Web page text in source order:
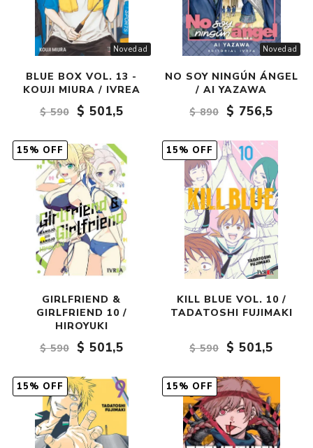
Novedad
BLUE BOX VOL. 13 -
KOUJI MIURA / IVREA
$ 590
$ 501,5
Novedad
NO SOY NINGÚN ÁNGEL
/ AI YAZAWA
$ 890
$ 756,5
15% OFF
GIRLFRIEND &
GIRLFRIEND 10 /
HIROYUKI
$ 590
$ 501,5
15% OFF
KILL BLUE VOL. 10 /
TADATOSHI FUJIMAKI
$ 590 $ 501,5
15% OFF 15% OFF